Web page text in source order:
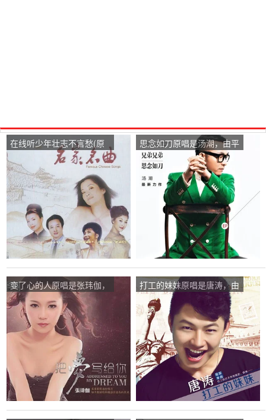
在线听少年壮志不言愁(原
唱是刘欢)，平凡人生演唱
点播:53次
思念如刀原唱是汤潮，由平
凡人生翻唱(播放:22)
变了心的人原唱是张玮伽，
由平凡人生翻唱(播放:11)
打工的妹妹原唱是唐涛，由
平凡人生翻唱(播放:63)